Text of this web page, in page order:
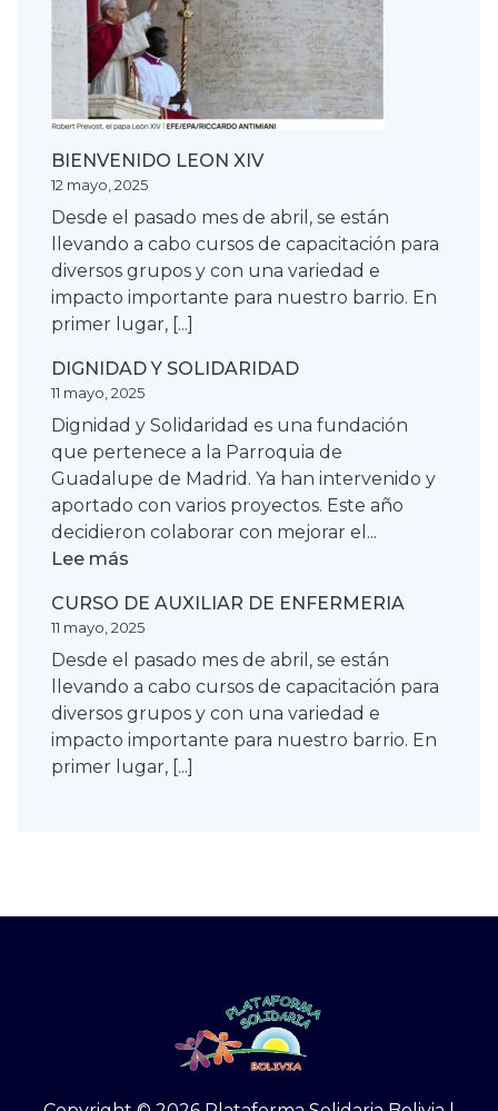
BIENVENIDO LEON XIV
12 mayo, 2025
Desde el pasado mes de abril, se están
llevando a cabo cursos de capacitación para
diversos grupos y con una variedad e
impacto importante para nuestro barrio. En
primer lugar, [...]
DIGNIDAD Y SOLIDARIDAD
11 mayo, 2025
Dignidad y Solidaridad es una fundación
que pertenece a la Parroquia de
Guadalupe de Madrid. Ya han intervenido y
aportado con varios proyectos. Este año
decidieron colaborar con mejorar el...
Lee más
Y
SOLIDARIDAD
CURSO DE AUXILIAR DE ENFERMERIA
11 mayo, 2025
Desde el pasado mes de abril, se están
llevando a cabo cursos de capacitación para
diversos grupos y con una variedad e
impacto importante para nuestro barrio. En
primer lugar, [...]